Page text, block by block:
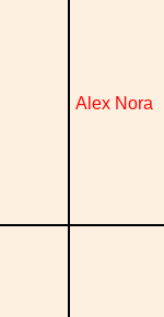
Alex Nora